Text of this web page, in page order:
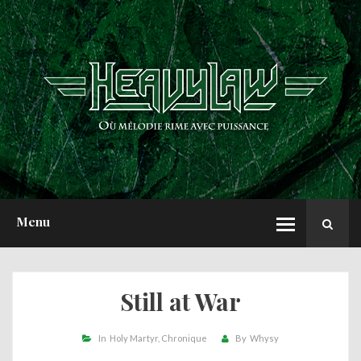
Menu
ACCUEIL
NEWS
CHRONIQUES
INTERVIEWS
REPORTS
A PROPOS
Still at War
In Holy Martyr Chronique By Whysy